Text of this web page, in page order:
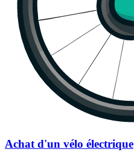
Achat d'un vélo électrique